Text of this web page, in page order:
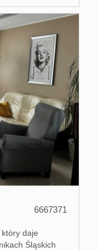
6667371
daje
Śląskich